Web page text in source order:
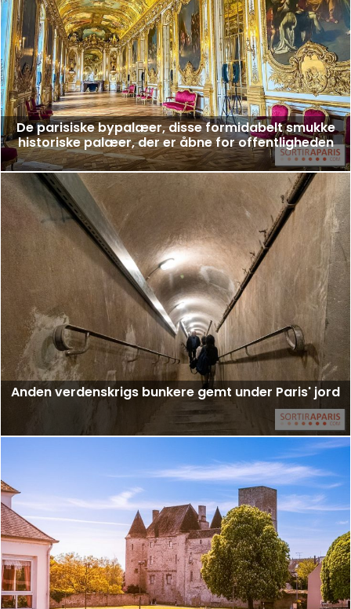
De parisiske bypalæer, disse formidabelt smukke
historiske palæer, der er åbne for offentligheden
Anden verdenskrigs bunkere gemt under Paris' jord